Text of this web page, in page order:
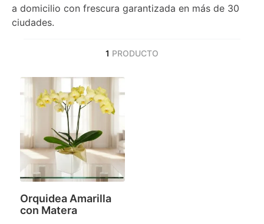
a domicilio con frescura garantizada en más de 30
ciudades.
1 PRODUCTO
Orquidea Amarilla
con Matera